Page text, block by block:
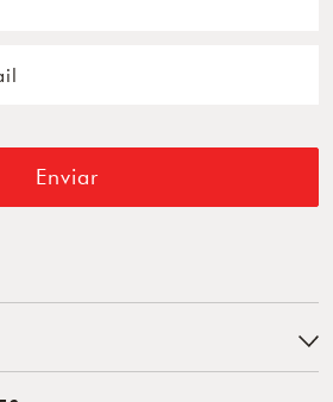
Enviar